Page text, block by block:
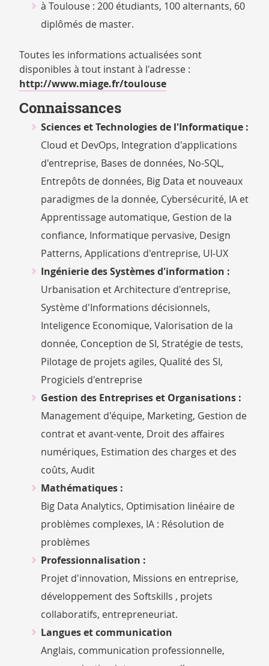
à Toulouse : 200 étudiants, 100 alternants, 60
diplômés de master.
Toutes les informations actualisées sont
disponibles à tout instant à l'adresse :
http://www.miage.fr/toulouse
Connaissances
Sciences et Technologies de l'Informatique :
Cloud et DevOps, Integration d'applications
d'entreprise, Bases de données, No-SQL,
Entrepôts de données, Big Data et nouveaux
paradigmes de la donnée, Cybersécurité, IA et
Apprentissage automatique, Gestion de la
confiance, Informatique pervasive, Design
Patterns, Applications d'entreprise, UI-UX
Ingénierie des Systèmes d'information :
Urbanisation et Architecture d'entreprise,
Système d'Informations décisionnels,
Inteligence Economique, Valorisation de la
donnée, Conception de SI, Stratégie de tests,
Pilotage de projets agiles, Qualité des SI,
Progiciels d'entreprise
Gestion des Entreprises et Organisations :
Management d'équipe, Marketing, Gestion de
contrat et avant-vente, Droit des affaires
numériques, Estimation des charges et des
coûts, Audit
Mathématiques :
Big Data Analytics, Optimisation linéaire de
problèmes complexes, IA : Résolution de
problèmes
Professionnalisation :
Projet d'innovation, Missions en entreprise,
développement des Softskills , projets
collaboratifs, entrepreneuriat.
Langues et communication
Anglais, communication professionnelle,